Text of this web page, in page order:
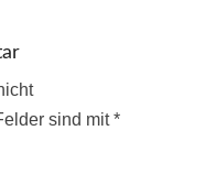
sind mit*